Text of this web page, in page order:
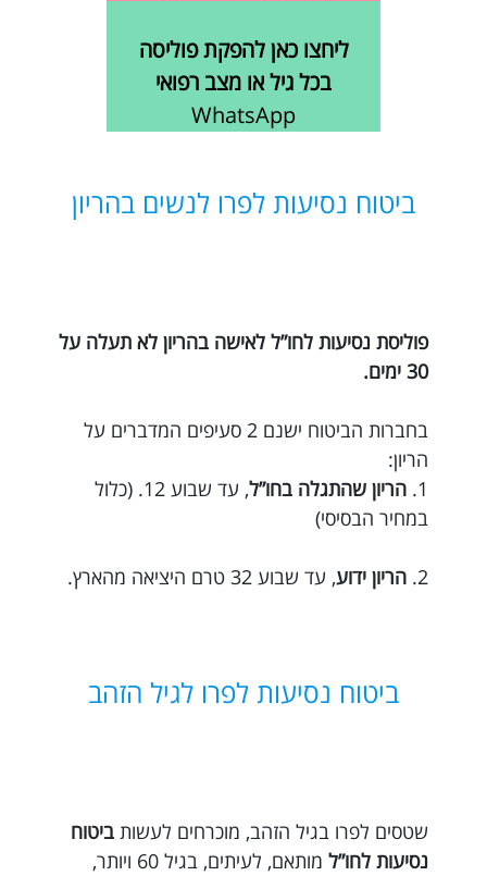
ליחצו כאן להפקת פוליסה
בכל גיל או מצב רפואי
WhatsApp
ביטוח נסיעות לפרו לנשים בהריון
פוליסת נסיעות לחו”ל לאישה בהריון לא תעלה על
30 ימים.
בחברות הביטוח ישנם 2 סעיפים המדברים על
הריון:
1. הריון שהתגלה בחו”ל
, עד שבוע 12. (כלול
במחיר הבסיסי)
2. הריון ידוע, עד שבוע 32 טרם היציאה מהארץ.
ביטוח נסיעות לפרו לגיל הזהב
שטסים לפרו בגיל הזהב, מוכרחים לעשות ביטוח
נסיעות לחו”ל
מותאם, לעיתים, בגיל 60 ויותר,